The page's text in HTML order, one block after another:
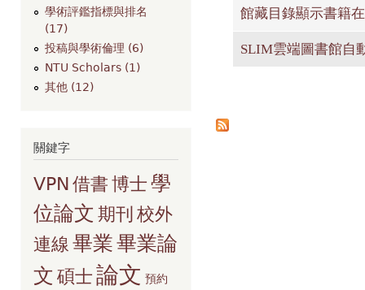
學術評鑑指標與排名
(17)
投稿與學術倫理 (6)
NTU Scholars (1)
其他 (12)
關鍵字
VPN借書博士學
位論文 期刊 校外
連線 畢業畢業論
文 碩士論文 預約
館藏目錄顯示書籍
SLIM雲端圖書館自